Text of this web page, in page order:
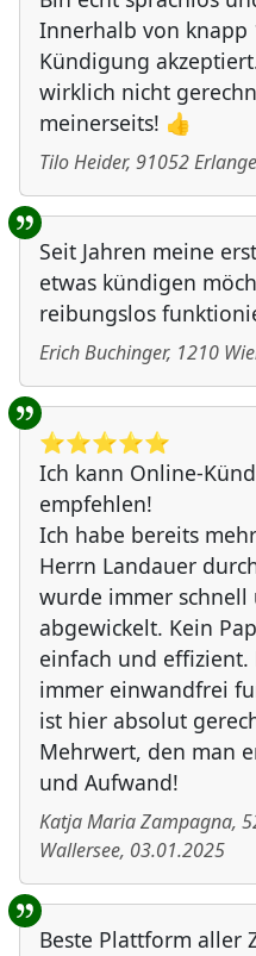
Innerhalb von knapp
Kündigung
wirklich nicht
meinerseits! 👍
Tilo Heider, 91052
Seit Jahren meine
etwas kündigen
reibungslos
Erich Buchinger, 1210
⭐️⭐️⭐️⭐️⭐️
Ich kann Online-
empfehlen!
Ich habe bereits
Herrn Landauer
wurde immer schnell
abgewickelt. Kein
einfach und effizient.
immer einwandfrei
ist hier absolut
Mehrwert, den man
und Aufwand!
Katja Maria Zampagna,
Wallersee, 03.01.2025
Beste Plattform aller